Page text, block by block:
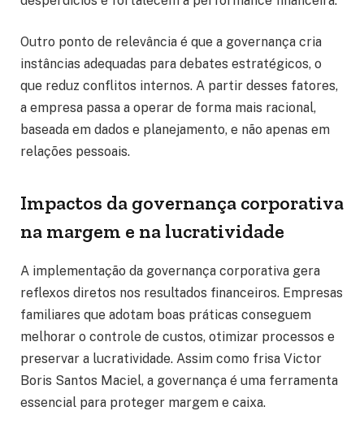
Outro ponto de relevância é que a governança cria
instâncias adequadas para debates estratégicos, o
que reduz conflitos internos. A partir desses fatores,
a empresa passa a operar de forma mais racional,
baseada em dados e planejamento, e não apenas em
relações pessoais.
Impactos da governança corporativa
na margem e na lucratividade
A implementação da governança corporativa gera
reflexos diretos nos resultados financeiros. Empresas
familiares que adotam boas práticas conseguem
melhorar o controle de custos, otimizar processos e
preservar a lucratividade. Assim como frisa Victor
Boris Santos Maciel, a governança é uma ferramenta
essencial para proteger margem e caixa.